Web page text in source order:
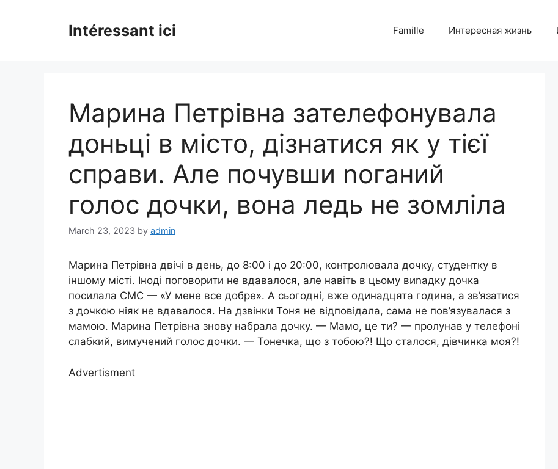
Intéressant ici Famille Интересная жизнь
Марина Петрівна зателефонувала
доньці в місто, дізнатися як у тієї
справи. Але почувши nоганий
голос дочки, вона ледь не зомліла
March 23, 2023 by admin
Марина Петрівна двічі в день, до 8:00 і до 20:00, контролювала дочку, студентку в
іншому місті. Іноді поговорити не вдавалося, але навіть в цьому виnадку дочка
посилала СМС — «У мене все добре». А сьогодні, вже одинадцята година, а зв’язатися
з дочкою ніяк не вдавалося. На дзвінки Тоня не відповідала, сама не пов’язувалася з
мамою. Марина Петрівна знову набрала дочку. — Мамо, це ти? — пролунав у телефоні
слабкий, вимучений голос дочки. — Тонечка, що з тобою?! Що сталося, дівчинка моя?!
Advertisment